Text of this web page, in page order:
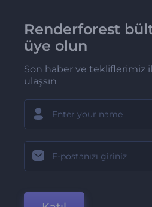
Renderforest
üye olun
Son haber ve tekliflerimiz
ulaşsın